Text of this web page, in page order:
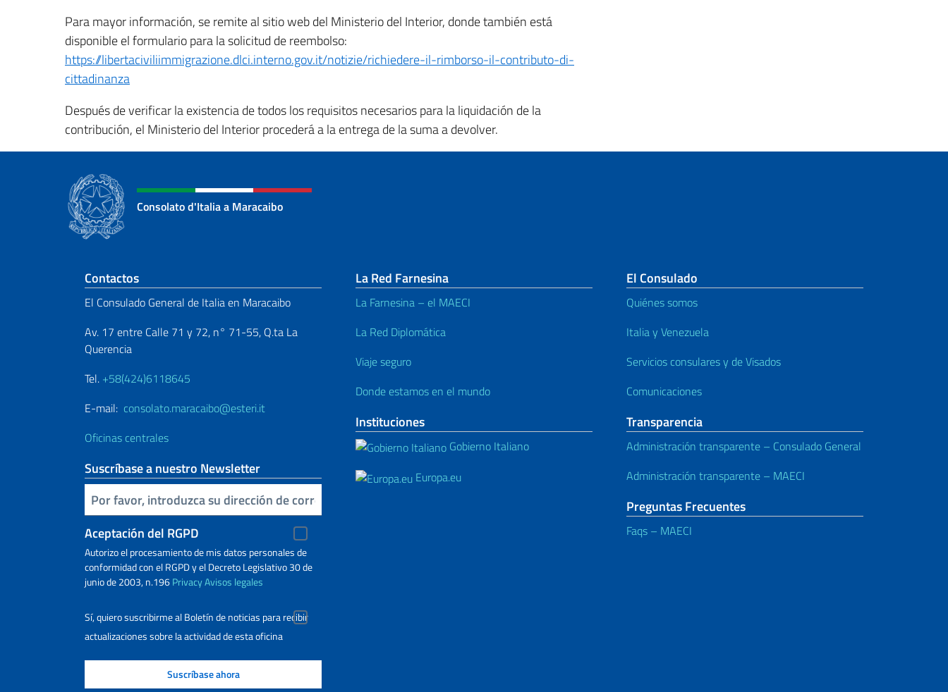
Para mayor información, se remite al sitio web del Ministerio del Interior, donde también está
disponible el formulario para la solicitud de reembolso:
https://libertaciviliimmigrazione.dlci.interno.gov.it/notizie/richiedere-il-rimborso-il-contributo-di-
cittadinanza
Después de verificar la existencia de todos los requisitos necesarios para la liquidación de la
contribución, el Ministerio del Interior procederá a la entrega de la suma a devolver.
Consolato d'Italia a Maracaibo
Sezione footer
Contactos
El Consulado General de Italia en Maracaibo
Av. 17 entre Calle 71 y 72, n° 71-55, Q.ta La
Querencia
Tel. +58(424)6118645
E-mail: consolato.maracaibo@esteri.it
Oficinas centrales
Suscríbase a nuestro Newsletter
Inserta tu correo electronico
Aceptación del RGPD
Autorizo ​​el procesamiento de mis datos personales de
conformidad con el RGPD y el Decreto Legislativo 30 de
junio de 2003, n.196PrivacyAvisos legales
Sí, quiero suscribirme al Boletín de noticias para recibir
actualizaciones sobre la actividad de esta oficina
La Red Farnesina
La Farnesina – el MAECI
La Red Diplomática
Viaje seguro
Donde estamos en el mundo
Instituciones
Gobierno Italiano
Europa.eu
El Consulado
Quiénes somos
Italia y Venezuela
Servicios consulares y de Visados
Comunicaciones
Transparencia
Administración transparente – Consulado General
Administración transparente – MAECI
Preguntas Frecuentes
Faqs – MAECI